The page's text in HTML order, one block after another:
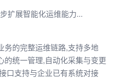
扩展智能化运维能力...
务的完整运维链路,支持多地
的统一管理,自动化采集与变更
口支持与企业已有系统对接